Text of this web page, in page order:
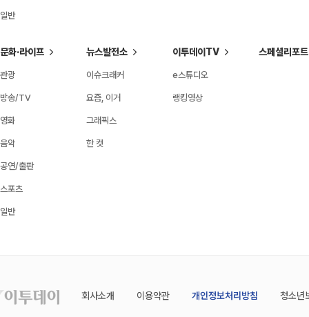
일반
문화·라이프
관광
방송/TV
영화
음악
공연/출판
스포츠
일반
뉴스발전소
이슈크래커
요즘, 이거
그래픽스
한 컷
이투데이TV
e스튜디오
랭킹영상
스페셜리포트
회사소개 이용약관 개인정보처리방침 청소년